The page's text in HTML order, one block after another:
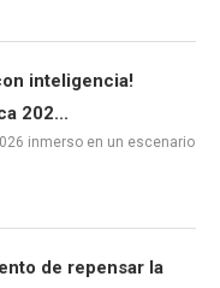
inteligencia!
202...
inmerso en un escenario
de repensar la